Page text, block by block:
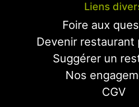
Liens
Foire aux
Devenir restaurant
Suggérer un
Nos
CGV